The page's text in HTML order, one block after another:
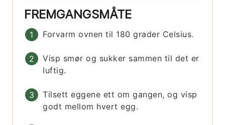
FREMGANGSMÅTE
Forvarm ovnen til 180 grader Celsius.
Visp smør og sukker sammen til det er
luftig.
Tilsett eggene ett om gangen, og visp
godt mellom hvert egg.